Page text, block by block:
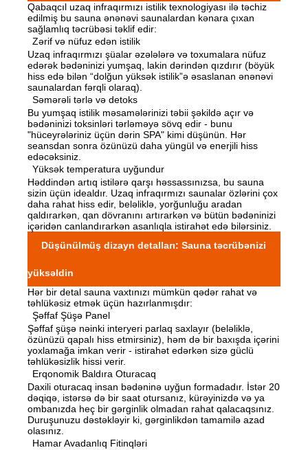
Qabaqcıl uzaq infraqırmızı istilik texnologiyası ilə təchiz
edilmiş bu sauna ənənəvi saunalardan kənara çıxan
sağlamlıq təcrübəsi təklif edir:
Zərif və nüfuz edən istilik
Uzaq infraqırmızı şüalar əzələlərə və toxumalara nüfuz
edərək bədəninizi yumşaq, lakin dərindən qızdırır (böyük
hiss edə bilən “dolğun yüksək istilik”ə əsaslanan ənənəvi
saunalardan fərqli olaraq).
Səmərəli tərlə və detoks
Bu yumşaq istilik məsamələrinizi təbii şəkildə açır və
bədəninizi toksinləri tərləməyə sövq edir - bunu
"hüceyrələriniz üçün dərin SPA" kimi düşünün. Hər
seansdan sonra özünüzü daha yüngül və enerjili hiss
edəcəksiniz.
Yüksək temperatura uyğundur
Həddindən artıq istilərə qarşı həssassınızsa, bu sauna
sizin üçün idealdır. Uzaq infraqırmızı saunalar özlərini çox
daha rahat hiss edir, beləliklə, yorğunluğu aradan
qaldırarkən, qan dövranını artırarkən və bütün bədəninizi
içəridən canlandırarkən asanlıqla istirahət edə bilərsiniz.
Düşünülmüş dizayn detalları: Sauna təcrübənizi
yüksəldin
Hər bir detal sauna vaxtınızı mümkün qədər rahat və
təhlükəsiz etmək üçün hazırlanmışdır:
Şəffaf Şüşə Panel
Şəffaf şüşə nəinki interyeri parlaq saxlayır (beləliklə,
özünüzü qapalı hiss etmirsiniz), həm də bir baxışda içərini
yoxlamağa imkan verir - istirahət edərkən sizə güclü
təhlükəsizlik hissi verir.
Erqonomik Baldıra Oturacaq
Daxili oturacaq insan bədəninə uyğun formadadır. İstər 20
dəqiqə, istərsə də bir saat otursanız, kürəyinizdə və ya
ombanızda heç bir gərginlik olmadan rahat qalacaqsınız.
Duruşunuzu dəstəkləyir ki, gərginlikdən tamamilə azad
olasınız.
Hamar Avadanlıq Fitinqləri